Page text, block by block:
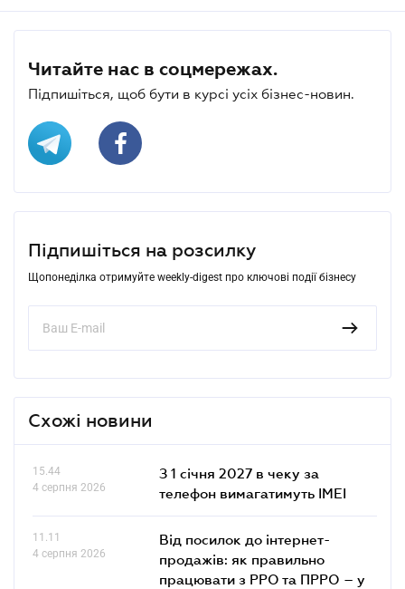
Читайте нас в соцмережах.
Підпишіться, щоб бути в курсі усіх бізнес-новин.
Підпишіться на розсилку
Щопонеділка отримуйте weekly-digest про ключові події бізнесу
Схожі новини
15.44
4 серпня 2026
З 1 січня 2027 в чеку за
телефон вимагатимуть IMEI
11.11
4 серпня 2026
Від посилок до інтернет-
продажів: як правильно
працювати з РРО та ПРРО – у